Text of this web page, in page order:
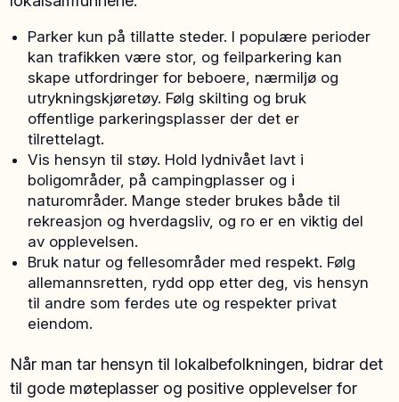
Parker kun på tillatte steder. I populære perioder
kan trafikken være stor, og feilparkering kan
skape utfordringer for beboere, nærmiljø og
utrykningskjøretøy. Følg skilting og bruk
offentlige parkeringsplasser der det er
tilrettelagt.
Vis hensyn til støy. Hold lydnivået lavt i
boligområder, på campingplasser og i
naturområder. Mange steder brukes både til
rekreasjon og hverdagsliv, og ro er en viktig del
av opplevelsen.
Bruk natur og fellesområder med respekt. Følg
allemannsretten, rydd opp etter deg, vis hensyn
til andre som ferdes ute og respekter privat
eiendom.
Når man tar hensyn til lokalbefolkningen, bidrar det
til gode møteplasser og positive opplevelser for